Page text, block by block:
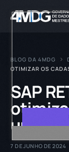
BLOG DA 4MDG
OTIMIZAR OS
SAP
uma
7 DE JUNHO DE 2024